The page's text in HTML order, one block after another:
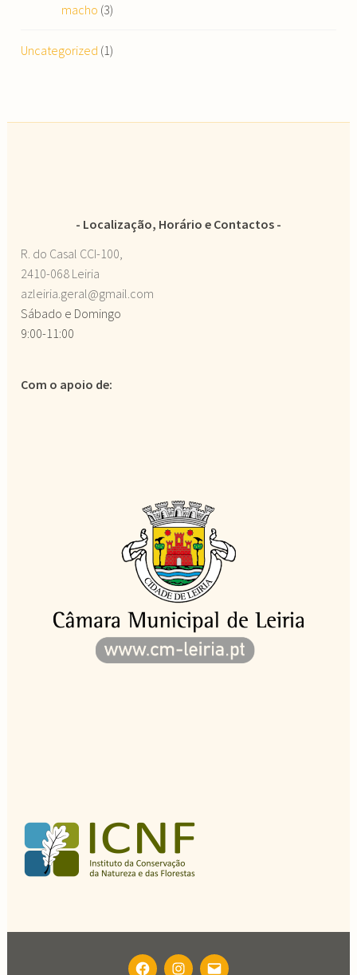
macho (3)
Uncategorized (1)
Localização, Horário e Contactos
R. do Casal CCI-100,
2410-068 Leiria
azleiria.geral@gmail.com
Sábado e Domingo
9:00-11:00
Com o apoio de:
FACEBOOK
INSTAGRAM
EMAIL